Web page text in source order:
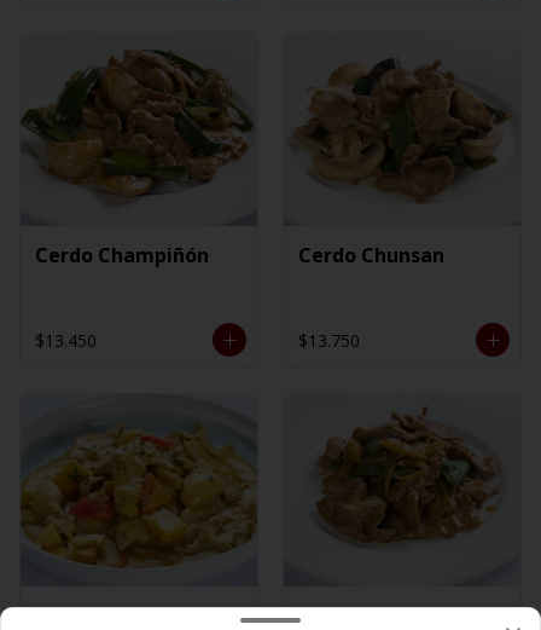
Cerdo Champiñón
$13.450
Cerdo Chunsan
$13.750
Cerdo Curry Cerdo Mongoliano